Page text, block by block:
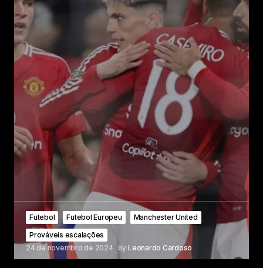
Futebol Futebol Europeu
Manchester United
Prováveis escalações
24 de novembro de 2024
by Leonardo Cardoso